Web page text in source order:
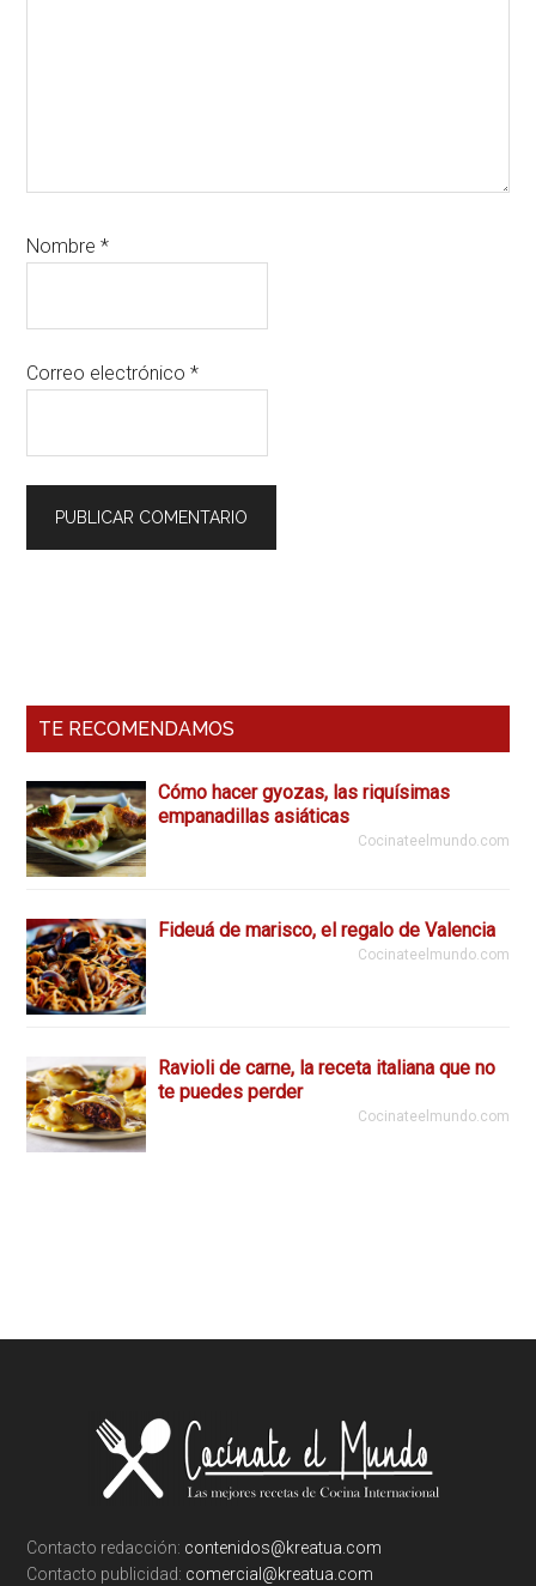
Nombre*
Correo electrónico*
Primaria
TE RECOMENDAMOS
Cómo hacer gyozas, las riquísimas
empanadillas asiáticas
Cocinateelmundo.com
Fideuá de marisco, el regalo de Valencia
Cocinateelmundo.com
Ravioli de carne, la receta italiana que no
te puedes perder
Cocinateelmundo.com
Footer
Contacto redacción: contenidos@kreatua.com
Contacto publicidad: comercial@kreatua.com